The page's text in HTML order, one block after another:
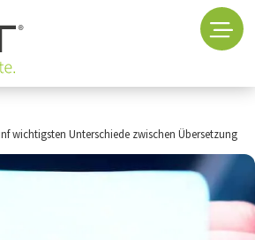
wichtigsten Unterschiede zwischen Übersetzung